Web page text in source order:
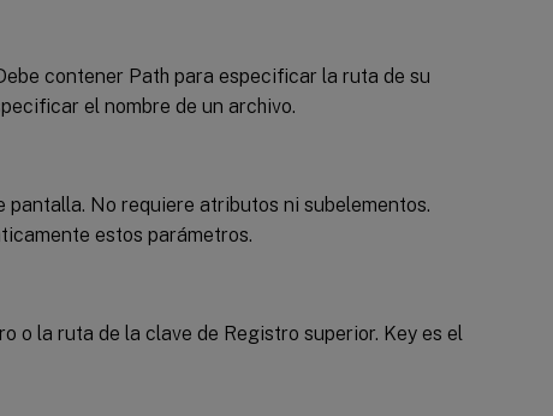
contener Path para especificar la ruta de su
el nombre de un archivo.
No requiere atributos ni subelementos.
estos parámetros.
o la ruta de la clave de Registro superior. Key es el